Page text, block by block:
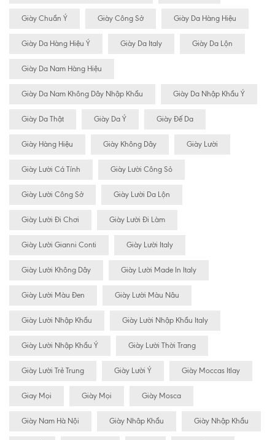
Giày Chuẩn Ý Giày Công Sở Giày Da Hàng Hiệu
Giày Da Hàng Hiệu Ý Giày Da Italy Giày Da Lộn
Giày Da Nam Hàng Hiệu
Giày Da Nam Không Dây Nhập Khẩu Giày Da Nhập Khẩu Ý
Giày Da Thật Giày Da Ý Giày Đế Da
Giày Hàng Hiệu Giày Không Dây Giày Lười
Giày Lười Cá Tính Giày Lười Công Sỏ
Giày Lười Công Sở Giày Lười Da Lộn
Giày Lười Đi Chơi Giày Lười Đi Làm
Giày Lười Gianni Conti Giày Lười Italy
Giày Lười Không Dây Giày Lười Made In Italy
Giày Lười Màu Đen Giày Lười Màu Nâu
Giày Lười Nhập Khẩu Giày Lười Nhập Khẩu Italy
Giày Lười Nhập Khẩu Ý Giày Lười Thời Trang
Giày Lười Trẻ Trung Giày Lười Ý Giày Moccas Itlay
Giay Mọi Giày Mọi Giày Mosca
Giày Nam Hà Nội Giày Nhâp Khẩu Giày Nhập Khẩu